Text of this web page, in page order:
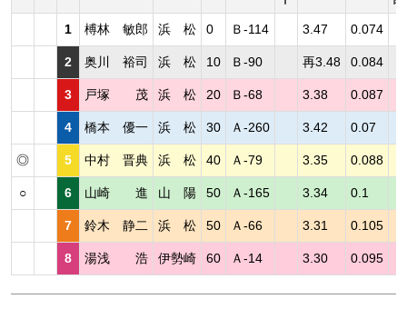
1 榑林 敏郎 浜 松 0 Ｂ-114 3.47 0.074
2 奥川 裕司 浜 松 10 Ｂ-90 再3.48 0.084
3 戸塚 茂 浜 松 20 Ｂ-68 3.38 0.087
4 橋本 優一 浜 松 30 Ａ-260 3.42 0.07
◎ 5 中村 晋典 浜 松 40 Ａ-79 3.35 0.088
○ 6 山崎 進 山 陽 50 Ａ-165 3.34 0.1
7 鈴木 静二 浜 松 50 Ａ-66 3.31 0.105
8 湯浅 浩 伊勢崎 60 Ａ-14 3.30 0.095